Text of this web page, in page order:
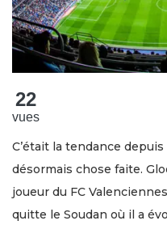
22
vues
C’était la tendance
désormais chose faite.
joueur du FC
quitte le Soudan où il a